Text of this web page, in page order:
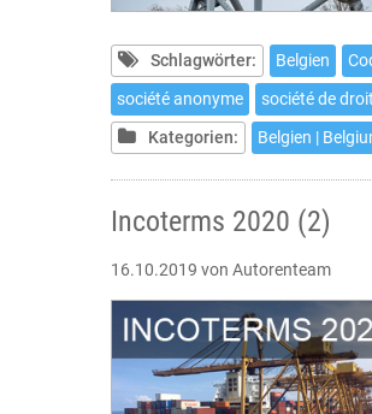
Schlagwörter: Belgien
société anonyme
société de
Kategorien:
Belgien |
Incoterms 2020 (2)
16.10.2019 von Autorenteam